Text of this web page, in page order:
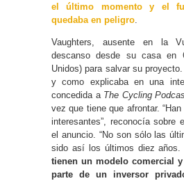
el último momento y el
quedaba en peligro
Vaughters, ausente en la
descanso desde su casa en
Unidos) para salvar su
y como explicaba en una
concedida a The Cycling
vez que tiene que afrontar.
interesantes”, reconocía sobre
el anuncio. “No son sólo las
sido así los últimos diez años.
tienen un modelo comercial
parte de un inversor